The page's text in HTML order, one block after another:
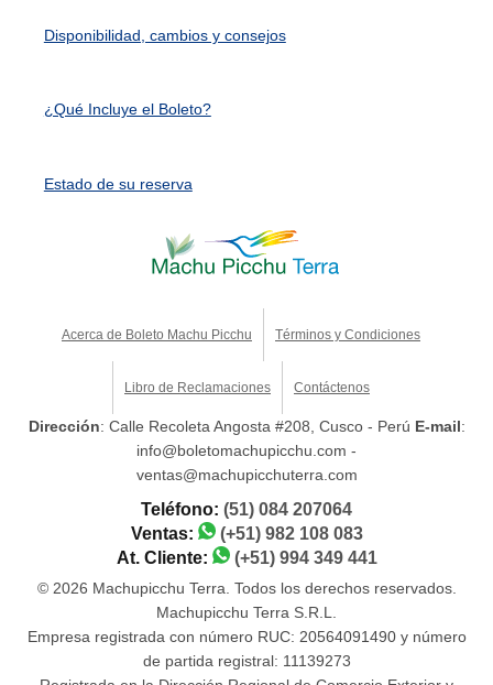
Disponibilidad, cambios y consejos
¿Qué Incluye el Boleto?
Estado de su reserva
Acerca de Boleto Machu Picchu Términos y Condiciones
Libro de Reclamaciones Contáctenos
Dirección: Calle Recoleta Angosta #208, Cusco - Perú E-mail:
info@boletomachupicchu.com -
ventas@machupicchuterra.com
Teléfono: (51) 084 207064
Ventas:
(+51) 982 108 083
At. Cliente:
(+51) 994 349 441
© 2026 Machupicchu Terra. Todos los derechos reservados.
Machupicchu Terra S.R.L.
Empresa registrada con número RUC: 20564091490 y número
de partida registral: 11139273